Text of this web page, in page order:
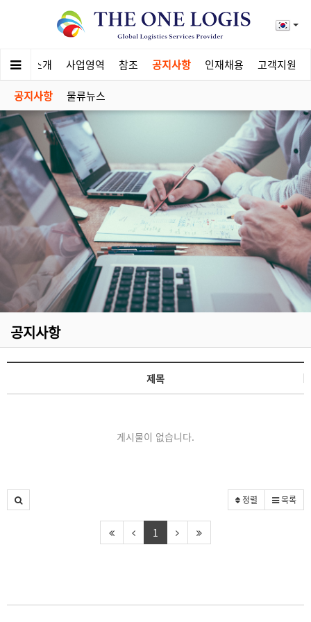
회사소개 사업영역 참조 공지사항 인재채용 고객지원
공지사항 물류뉴스
공지사항
제목
게시물이 없습니다.
정렬 목록
1